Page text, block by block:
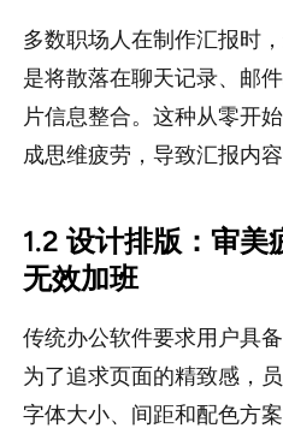
多数职场人在制作汇报时
是将散落在聊天记录、邮
片信息整合。这种从零开
成思维疲劳，导致汇报内
1.2 设计排版：审美
无效加班
传统办公软件要求用户具
为了追求页面的精致感，
字体大小、间距和配色方